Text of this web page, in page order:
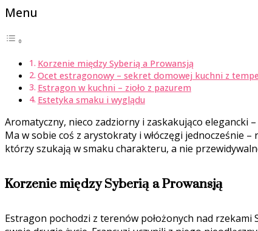
Menu
Korzenie między Syberią a Prowansją
Ocet estragonowy – sekret domowej kuchni z
Estragon w kuchni – zioło z pazurem
Estetyka smaku i wyglądu
Aromatyczny, nieco zadziorny i zaskakująco
Ma w sobie coś z arystokraty i włóczęgi jednocześnie
którzy szukają w smaku charakteru, a nie
Korzenie między Syberią a Prowansją
Estragon pochodzi z terenów położonych nad rzekami